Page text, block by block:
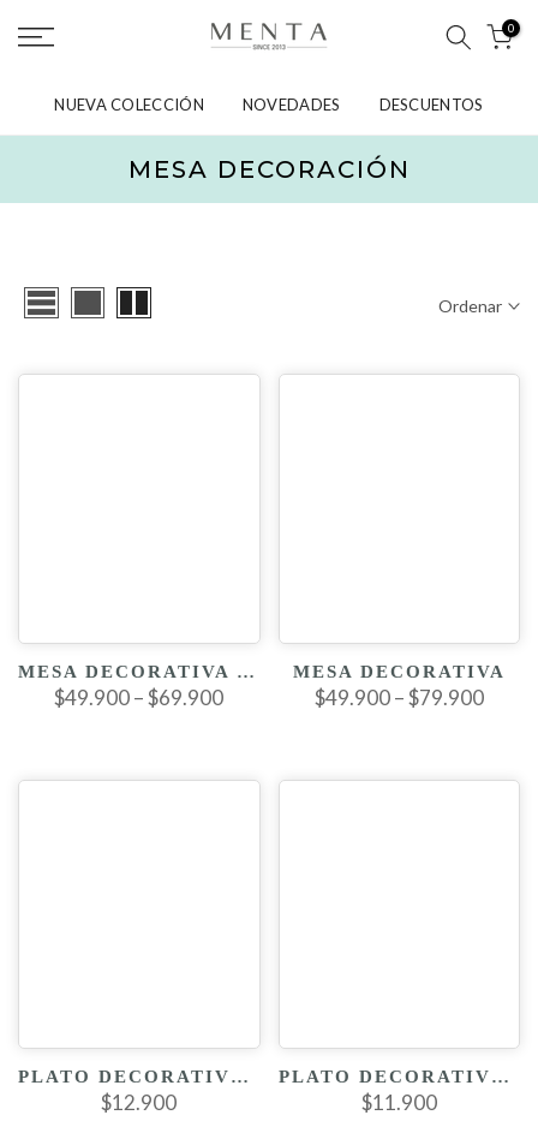
saltar
al
0
NUEVA COLECCIÓN NOVEDADES DESCUENTOS
MESA DECORACIÓN
Ordenar
MESA DECORATIVA CIRCULAR
$49.900 – $69.900
MESA DECORATIVA
$49.900 – $79.900
PLATO DECORATIVO DE HOJA
$12.900
PLATO DECORATIVO DE HOJA MEDIANO
$11.900